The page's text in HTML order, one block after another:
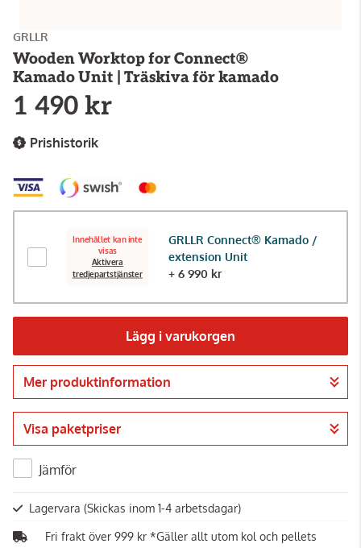
GRLLR
Wooden Worktop for Connect®
Kamado Unit | Träskiva för kamado
1 490 kr
Prishistorik
Innehållet kan inte
visas
Aktivera
tredjepartstjänster
GRLLR Connect® Kamado /
extension Unit
+ 6 990 kr
Lägg i varukorgen
Gå till kassan
Mer produktinformation
Visa paketpriser
Jämför
Lagervara (Skickas inom 1-4 arbetsdagar)
Fri frakt över 999 kr *Gäller allt utom kol och pellets